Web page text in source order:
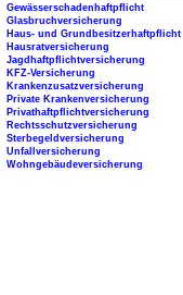
Gewässerschadenhaftpflicht
Glasbruchversicherung
Haus- und Grundbesitzerhaftpflicht
Hausratversicherung
Jagdhaftpflichtversicherung
KFZ-Versicherung
Krankenzusatzversicherung
Private Krankenversicherung
Privathaftpflichtversicherung
Rechtsschutzversicherung
Sterbegeldversicherung
Unfallversicherung
Wohngebäudeversicherung